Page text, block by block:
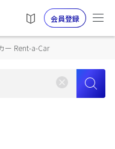
会員登録
ー Rent-a-Car